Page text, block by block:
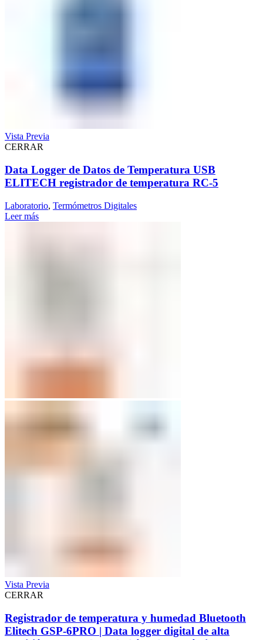
Vista Previa
CERRAR
Data Logger de Datos de Temperatura USB
ELITECH registrador de temperatura RC-5
Laboratorio, Termómetros Digitales
Leer más
Vista Previa
CERRAR
Registrador de temperatura y humedad Bluetooth
Elitech GSP-6PRO | Data logger digital de alta